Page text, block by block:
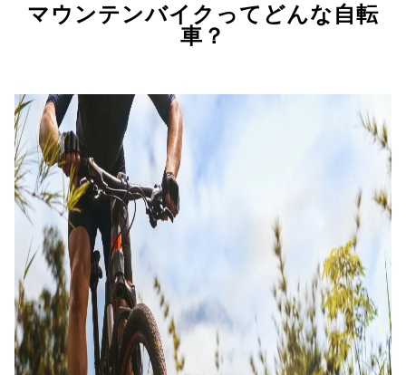
マウンテンバイクってどんな自転
車？